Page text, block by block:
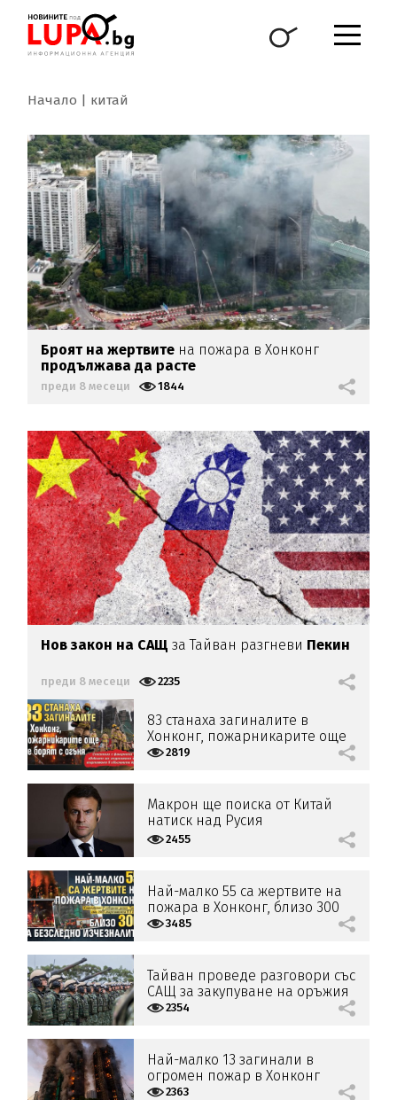
Начало китай
Броят на жертвите на пожара в Хонконг
продължава да расте
преди 8 месеци 1844
Нов закон на САЩза Тайван разгневи Пекин
преди 8 месеци 2235
83 станаха загиналите в
Хонконг, пожарникарите още
се борят с огъня
2819
Макрон ще поиска от Китай
натиск над Русия
2455
Най-малко 55 са жертвите на
пожара в Хонконг, близо 300
са безследно изчезналите
3485
Тайван проведе разговори със
САЩ за закупуване на оръжия
2354
Най-малко 13 загинали в
огромен пожар в Хонконг
2363